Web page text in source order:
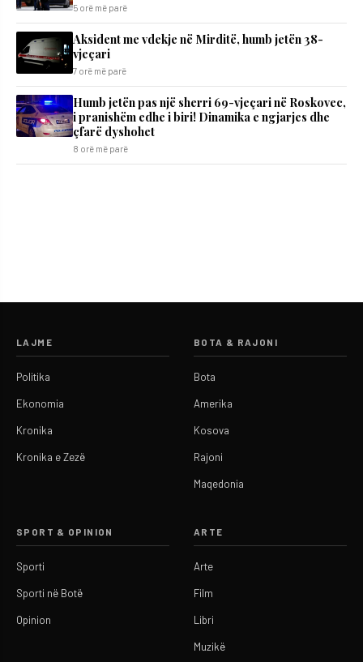
5 orë më parë
Aksident me vdekje në Mirditë, humb jetën 38-
vjeçari
7 orë më parë
Humb jetën pas një sherri 69-vjeçari në Roskovec,
i pranishëm edhe i biri! Dinamika e ngjarjes dhe
çfarë dyshohet
8 orë më parë
LAJME
Politika
Ekonomia
Kronika
Kronika e Zezë
BOTA & RAJONI
Bota
Amerika
Kosova
Rajoni
Maqedonia
SPORT & OPINION
Sporti
Sporti në Botë
Opinion
ARTE
Arte
Film
Libri
Muzikë